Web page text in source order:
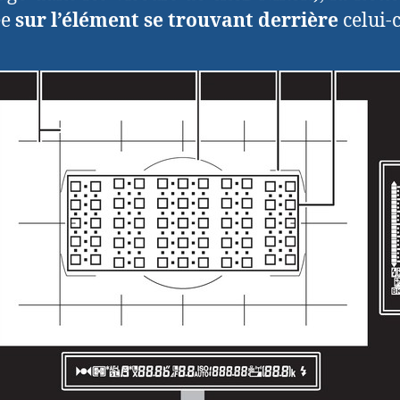
sur l’élément se trouvant derrière celui-